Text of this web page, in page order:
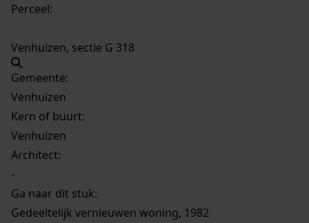
Perceel:
Venhuizen, sectie G 318
Gemeente:
Venhuizen
Kern of buurt:
Venhuizen
Architect:
-
Ga naar dit stuk:
Gedeeltelijk vernieuwen woning, 1982